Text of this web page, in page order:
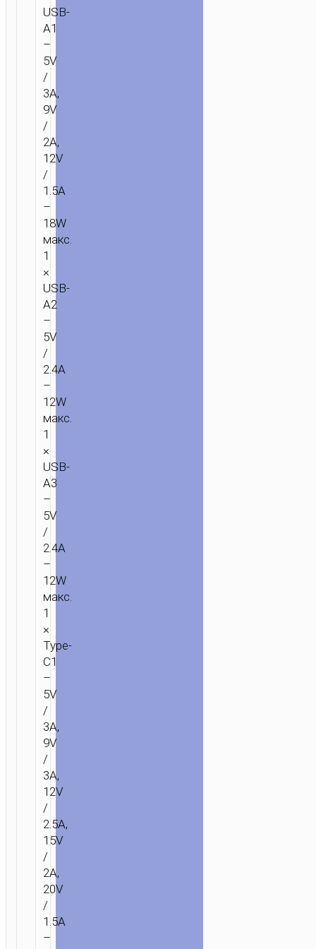
USB-
A1
–
5V
/
3A,
9V
/
2A,
12V
/
1.5A
–
18W
макс.
1
×
USB-
A2
–
5V
/
2.4A
–
12W
макс.
1
×
USB-
A3
–
5V
/
2.4A
–
12W
макс.
1
×
Type-
C1
–
5V
/
3A,
9V
/
3A,
12V
/
2.5A,
15V
/
2A,
20V
/
1.5A
–